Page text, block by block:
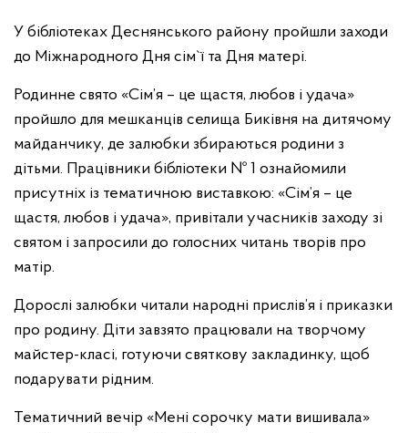
У бібліотеках Деснянського району пройшли заходи
до Міжнародного Дня сім`ї та Дня матері.
Родинне свято «Сім’я – це щастя, любов і удача»
пройшло для мешканців селища Биківня на дитячому
майданчику, де залюбки збираються родини з
дітьми. Працівники бібліотеки № 1 ознайомили
присутніх із тематичною виставкою: «Сім’я – це
щастя, любов і удача», привітали учасників заходу зі
святом і запросили до голосних читань творів про
матір.
Дорослі залюбки читали народні прислів’я і приказки
про родину. Діти завзято працювали на творчому
майстер-класі, готуючи святкову закладинку, щоб
подарувати рідним.
Тематичний вечір «Мені сорочку мати вишивала»